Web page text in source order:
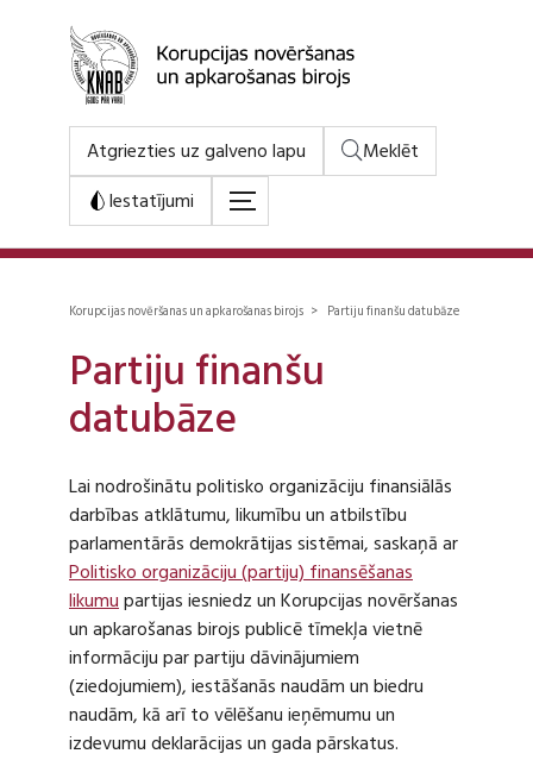
Atgriezties uz galveno lapu
Meklēt
Iestatījumi
Korupcijas novēršanas un apkarošanas birojs > Partiju finanšu datubāze
Partiju finanšu
datubāze
Lai nodrošinātu politisko organizāciju finansiālās
darbības atklātumu, likumību un atbilstību
parlamentārās demokrātijas sistēmai, saskaņā ar
Politisko organizāciju (partiju) finansēšanas
likumupartijas iesniedz un Korupcijas novēršanas
un apkarošanas birojs publicē tīmekļa vietnē
informāciju par partiju dāvinājumiem
(ziedojumiem), iestāšanās naudām un biedru
naudām, kā arī to vēlēšanu ieņēmumu un
izdevumu deklarācijas un gada pārskatus.